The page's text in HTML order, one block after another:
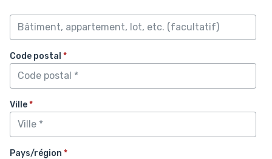
Code postal *
Ville*
Pays/région *